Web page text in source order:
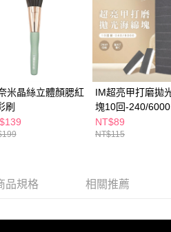
後付 」之結帳頁面顯示為準，若有關於
等相關疑問，請聯繫「AFTEE先享後付
support/home
提供之「AFTEE先享後付」服務完成之交
個人資料，並將交易相關給付款項請求債
以下網址：
代理人或監護人之同意方可使用
額度不足之情形，本公司將視審查結果
)免運費
)免運費
)免運費
一出貨)
米晶絲立體顏腮紅
刷
IM超亮甲打磨拋
塊10回-240/6000
NT$89
NT$115
品規格 相關推薦